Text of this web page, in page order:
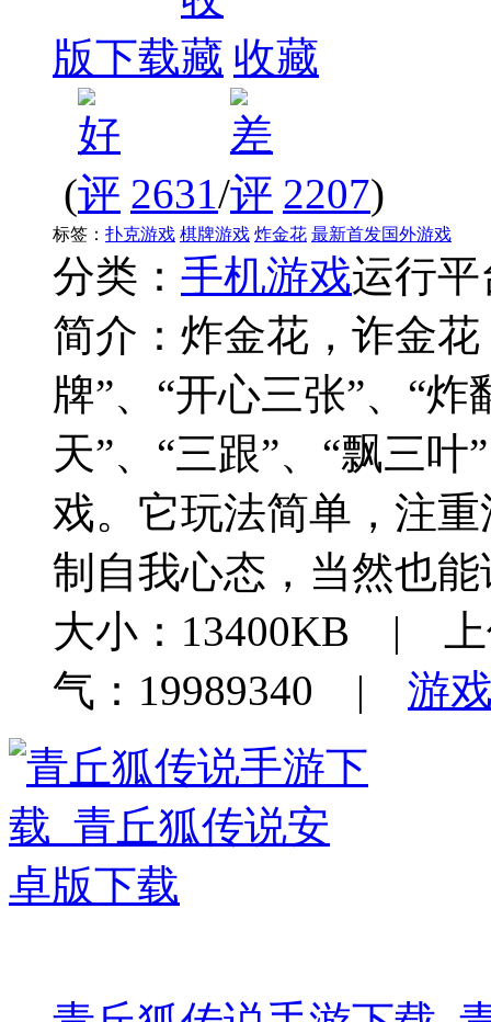
版下载 收藏
( 2631/ 2207)
标签： 扑克游戏 棋牌游戏 炸金花 最新首发国外游戏
分类： 手机游戏运行平
简介： 炸金花，诈金
牌”、“开心三张”、“炸
天”、“三跟”、“飘三
戏。它玩法简单，注
制自我心态，当然也
大小：13400KB |
气：19989340 | 游